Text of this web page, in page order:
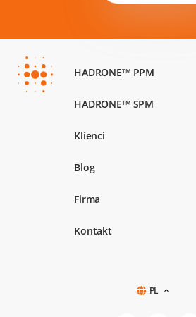
HADRONETMPPM
HADRONETMSPM
Klienci
Blog
Firma
Kontakt
PL